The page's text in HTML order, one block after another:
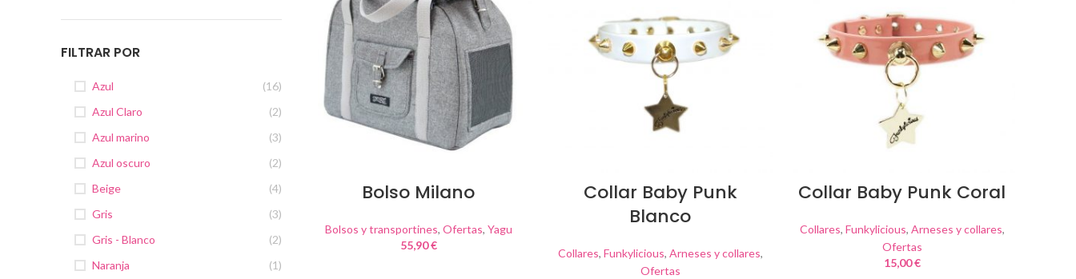
FILTRAR POR
Azul
(16)
Azul Claro
(2)
Azul marino
(3)
Azul oscuro
(2)
Beige
(4)
Gris
(3)
Gris - Blanco
(2)
Naranja
(1)
Bolso Milano
Bolsos y transportines, Ofertas, Yagu
55,90€
Collar Baby Punk
Blanco
Collares, Funkylicious, Arneses y collares,
Ofertas
Collar Baby Punk Coral
Collares, Funkylicious, Arneses y collares,
Ofertas
15,00€